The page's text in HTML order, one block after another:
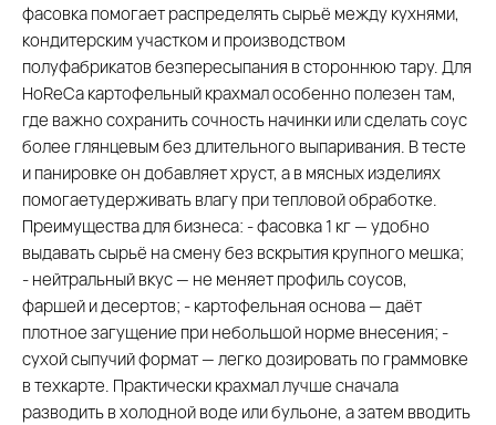
фасовка помогает распределять сырьё между кухнями,
кондитерским участком и производством
полуфабрикатов безпересыпания в стороннюю тару. Для
HoReCa картофельный крахмал особенно полезен там,
где важно сохранить сочность начинки или сделать соус
более глянцевым без длительного выпаривания. В тесте
и панировке он добавляет хруст, а в мясных изделиях
помогаетудерживать влагу при тепловой обработке.
Преимущества для бизнеса: - фасовка 1 кг — удобно
выдавать сырьё на смену без вскрытия крупного мешка;
- нейтральный вкус — не меняет профиль соусов,
фаршей и десертов; - картофельная основа — даёт
плотное загущение при небольшой норме внесения; -
сухой сыпучий формат — легко дозировать по граммовке
в техкарте. Практически крахмал лучше сначала
разводить в холодной воде или бульоне, а затем вводить